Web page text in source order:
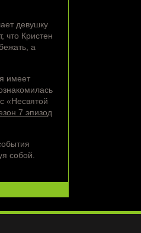
девушку
что Кристен
а
имеет
«Несвятой
7 эпизод
собой.